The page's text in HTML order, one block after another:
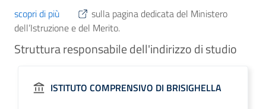
scopri di più
sulla pagina dedicata del Ministero
dell’Istruzione e del Merito.
Struttura responsabile dell'indirizzo di studio
ISTITUTO COMPRENSIVO DI BRISIGHELLA